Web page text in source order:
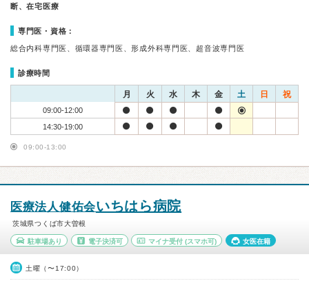
断、在宅医療
専門医・資格：
総合内科専門医、循環器専門医、形成外科専門医、超音波専門医
診療時間
月 火 水 木 金 土 日 祝
09:00-12:00
14:30-19:00
09:00-13:00
医療法人健佑会いちはら病院
茨城県つくば市大曽根
駐車場あり 電子決済可 マイナ受付 (スマホ可) 女医在籍
土曜（〜17:00）